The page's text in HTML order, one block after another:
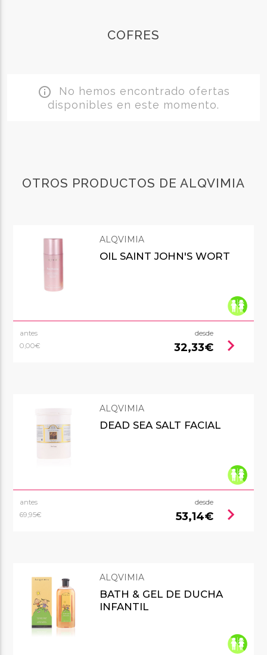
COFRES
info_outline No hemos encontrado ofertas
disponibles en este momento.
OTROS PRODUCTOS DE ALQVIMIA
ALQVIMIA
OIL SAINT JOHN'S WORT
antes
0,00€
desde
32,33€ chevron_right
ALQVIMIA
DEAD SEA SALT FACIAL
antes
69,95€
desde
53,14€ chevron_right
ALQVIMIA
BATH & GEL DE DUCHA
INFANTIL